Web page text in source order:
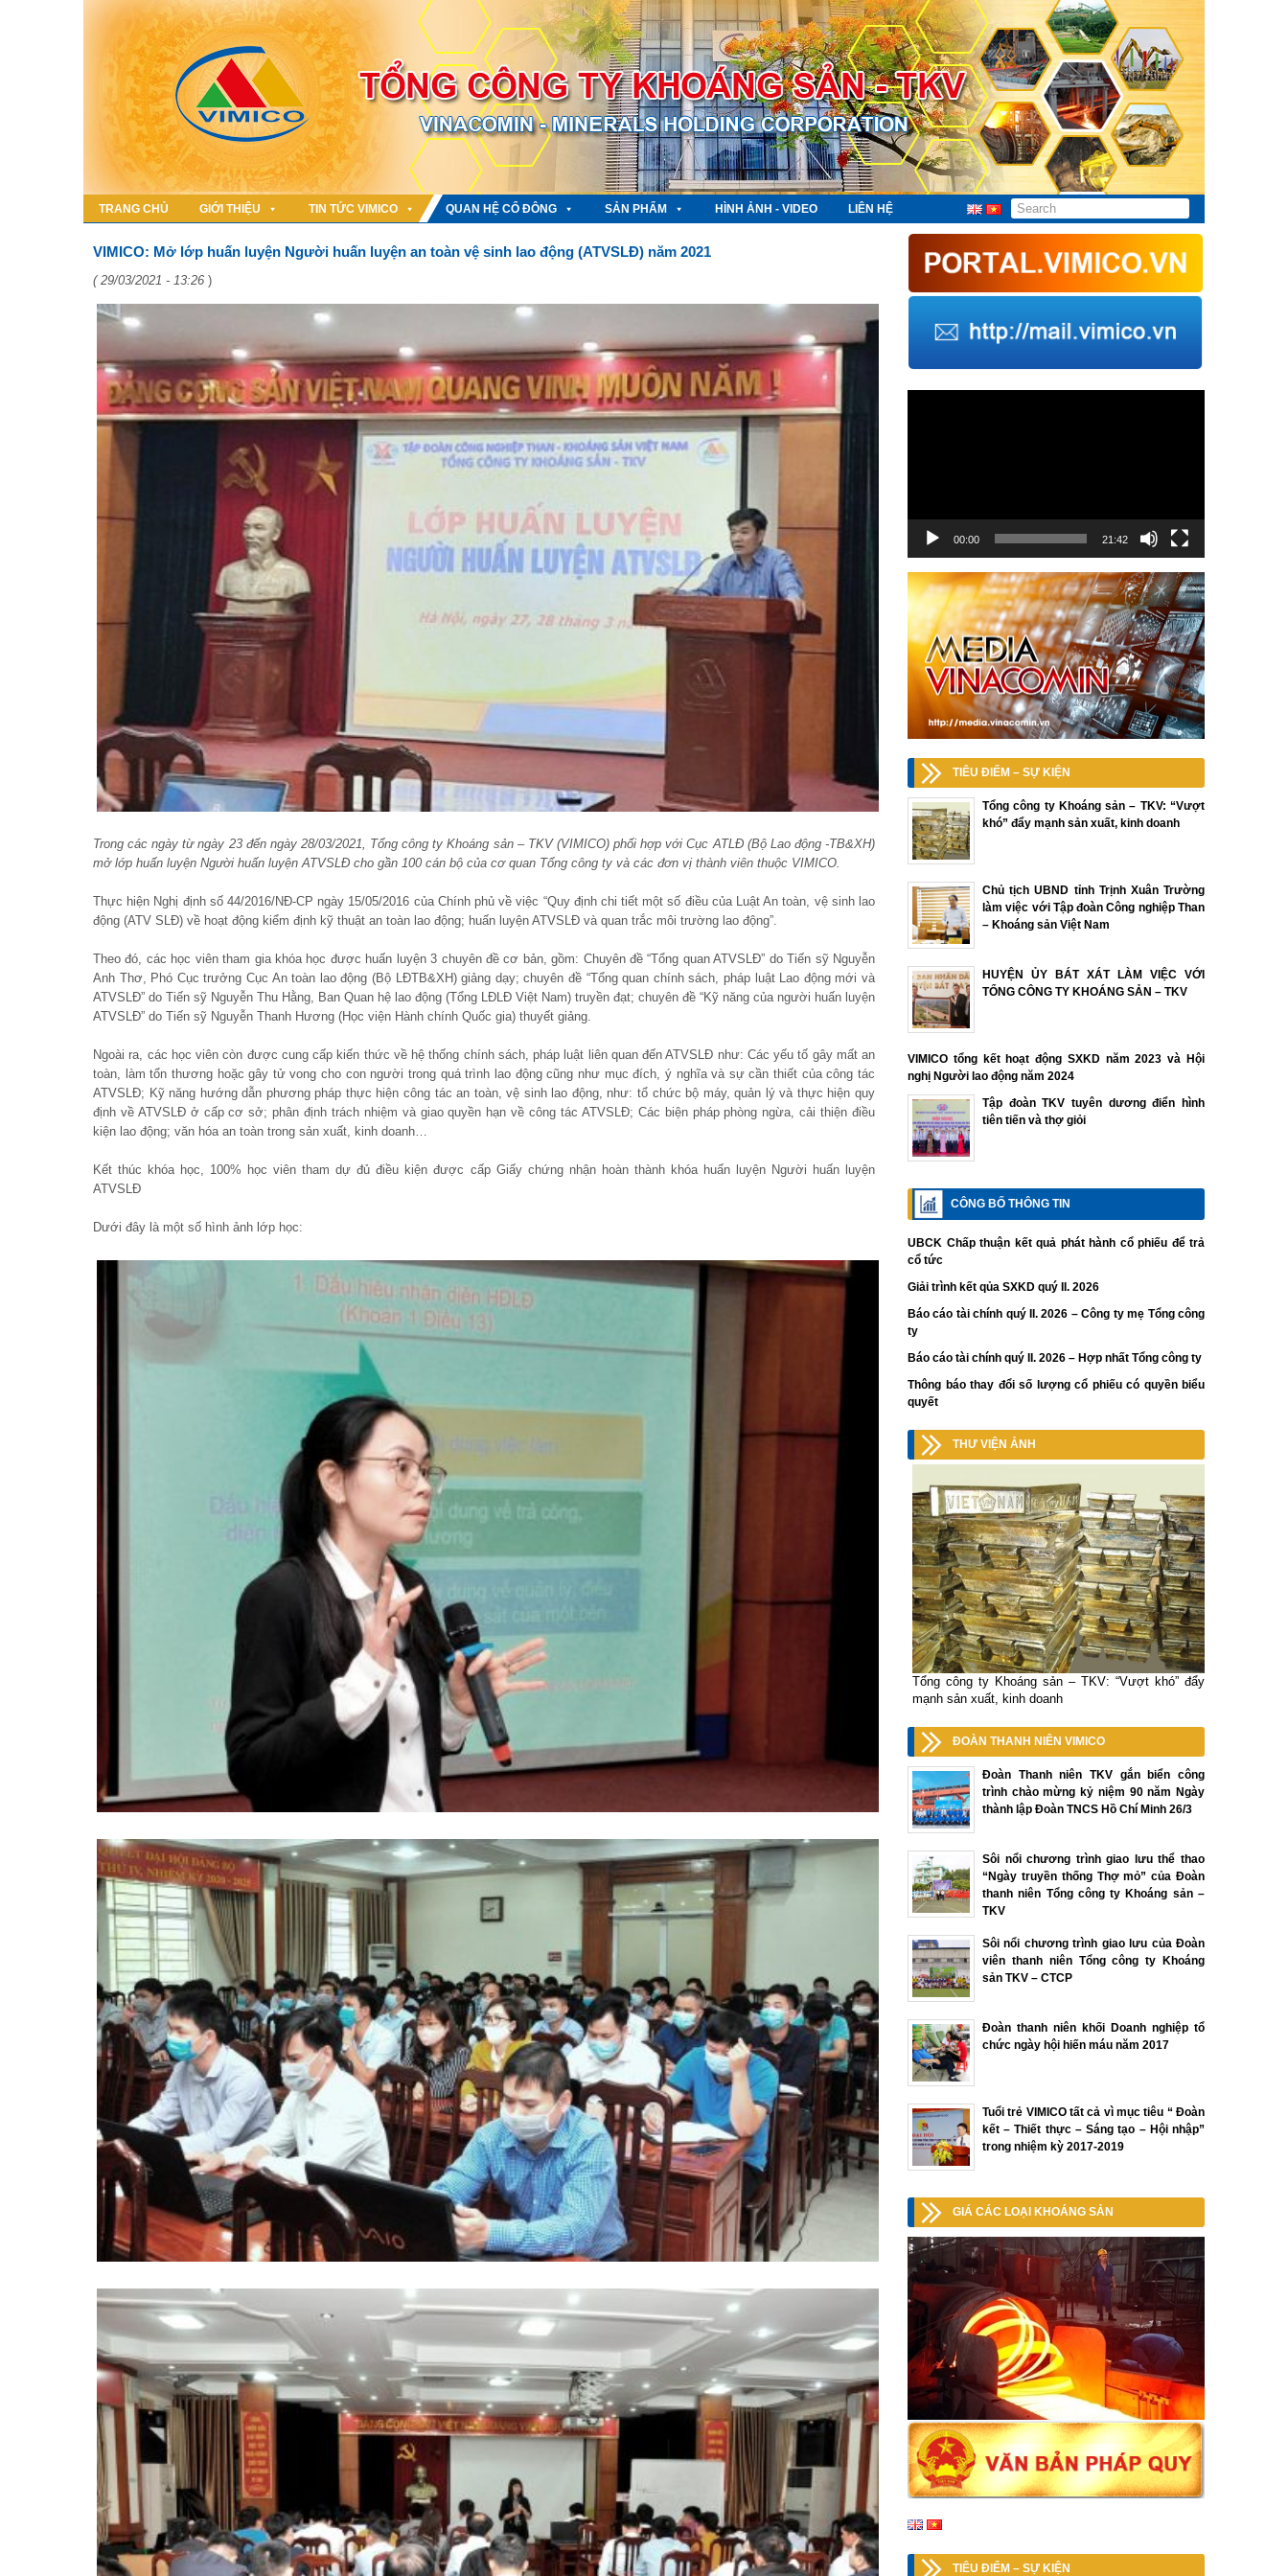
TRANG CHỦ GIỚI THIỆU TIN TỨC VIMICO QUAN HỆ CỔ ĐÔNG SẢN PHẨM HÌNH ẢNH - VIDEO LIÊN HỆ
VIMICO: Mở lớp huấn luyện Người huấn luyện an toàn vệ sinh lao động (ATVSLĐ) năm 2021
( 29/03/2021 - 13:26 )
Trong các ngày từ ngày 23 đến ngày 28/03/2021, Tổng công ty Khoáng sản – TKV (VIMICO) phối hợp với Cục ATLĐ (Bộ Lao động -TB&XH)
mở lớp huấn luyện Người huấn luyện ATVSLĐ cho gần 100 cán bộ của cơ quan Tổng công ty và các đơn vị thành viên thuộc VIMICO.
Thực hiện Nghị định số 44/2016/NĐ-CP ngày 15/05/2016 của Chính phủ về việc “Quy định chi tiết một số điều của Luật An toàn, vệ sinh lao
động (ATV SLĐ) về hoạt động kiểm định kỹ thuật an toàn lao động; huấn luyện ATVSLĐ và quan trắc môi trường lao động”.
Theo đó, các học viên tham gia khóa học được huấn luyện 3 chuyên đề cơ bản, gồm: Chuyên đề “Tổng quan ATVSLĐ” do Tiến sỹ Nguyễn
Anh Thơ, Phó Cục trưởng Cục An toàn lao động (Bộ LĐTB&XH) giảng dạy; chuyên đề “Tổng quan chính sách, pháp luật Lao động mới và
ATVSLĐ” do Tiến sỹ Nguyễn Thu Hằng, Ban Quan hệ lao động (Tổng LĐLĐ Việt Nam) truyền đạt; chuyên đề “Kỹ năng của người huấn luyện
ATVSLĐ” do Tiến sỹ Nguyễn Thanh Hương (Học viện Hành chính Quốc gia) thuyết giảng.
Ngoài ra, các học viên còn được cung cấp kiến thức về hệ thống chính sách, pháp luật liên quan đến ATVSLĐ như: Các yếu tố gây mất an
toàn, làm tổn thương hoặc gây tử vong cho con người trong quá trình lao động cũng như mục đích, ý nghĩa và sự cần thiết của công tác
ATVSLĐ; Kỹ năng hướng dẫn phương pháp thực hiện công tác an toàn, vệ sinh lao động, như: tổ chức bộ máy, quản lý và thực hiện quy
định về ATVSLĐ ở cấp cơ sở; phân định trách nhiệm và giao quyền hạn về công tác ATVSLĐ; Các biện pháp phòng ngừa, cải thiện điều
kiện lao động; văn hóa an toàn trong sản xuất, kinh doanh…
Kết thúc khóa học, 100% học viên tham dự đủ điều kiện được cấp Giấy chứng nhận hoàn thành khóa huấn luyện Người huấn luyện
ATVSLĐ
Dưới đây là một số hình ảnh lớp học:
00:00 21:42
TIÊU ĐIỂM – SỰ KIỆN
Tổng công ty Khoáng sản – TKV: “Vượt
khó” đẩy mạnh sản xuất, kinh doanh
Chủ tịch UBND tỉnh Trịnh Xuân Trường
làm việc với Tập đoàn Công nghiệp Than
– Khoáng sản Việt Nam
HUYỆN ỦY BÁT XÁT LÀM VIỆC VỚI
TỔNG CÔNG TY KHOÁNG SẢN – TKV
VIMICO tổng kết hoạt động SXKD năm 2023 và Hội
nghị Người lao động năm 2024
Tập đoàn TKV tuyên dương điển hình
tiên tiến và thợ giỏi
CÔNG BỐ THÔNG TIN
UBCK Chấp thuận kết quả phát hành cổ phiếu để trả
cổ tức
Giải trình kết qủa SXKD quý II. 2026
Báo cáo tài chính quý II. 2026 – Công ty mẹ Tổng công
ty
Báo cáo tài chính quý II. 2026 – Hợp nhất Tổng công ty
Thông báo thay đổi số lượng cổ phiếu có quyền biểu
quyết
THƯ VIỆN ẢNH
Tổng công ty Khoáng sản – TKV: “Vượt khó” đẩy
mạnh sản xuất, kinh doanh
ĐOÀN THANH NIÊN VIMICO
Đoàn Thanh niên TKV gắn biển công
trình chào mừng kỷ niệm 90 năm Ngày
thành lập Đoàn TNCS Hồ Chí Minh 26/3
Sôi nổi chương trình giao lưu thể thao
“Ngày truyền thống Thợ mỏ” của Đoàn
thanh niên Tổng công ty Khoáng sản –
TKV
Sôi nổi chương trình giao lưu của Đoàn
viên thanh niên Tổng công ty Khoáng
sản TKV – CTCP
Đoàn thanh niên khối Doanh nghiệp tổ
chức ngày hội hiến máu năm 2017
Tuổi trẻ VIMICO tất cả vì mục tiêu “ Đoàn
kết – Thiết thực – Sáng tạo – Hội nhập”
trong nhiệm kỳ 2017-2019
GIÁ CÁC LOẠI KHOÁNG SẢN
TIÊU ĐIỂM – SỰ KIỆN